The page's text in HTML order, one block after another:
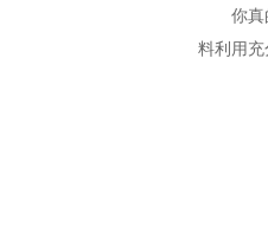
你真
料利用